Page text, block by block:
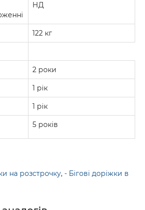
НД
122 кг
2 роки
1 рік
1 рік
5 років
на розстрочку, - Бігові доріжки в